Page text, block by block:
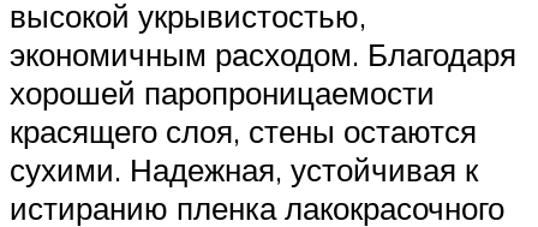
высокой укрывистостью,
экономичным расходом. Благодаря
хорошей паропроницаемости
красящего слоя, стены остаются
сухими. Надежная, устойчивая к
истиранию пленка лакокрасочного